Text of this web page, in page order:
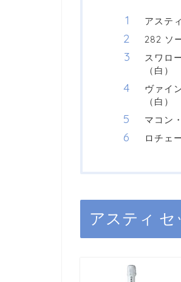
アステ
282 ソ
スワロ
（白）
ヴァイ
（白）
マコン
ロチェ
アスティ セ